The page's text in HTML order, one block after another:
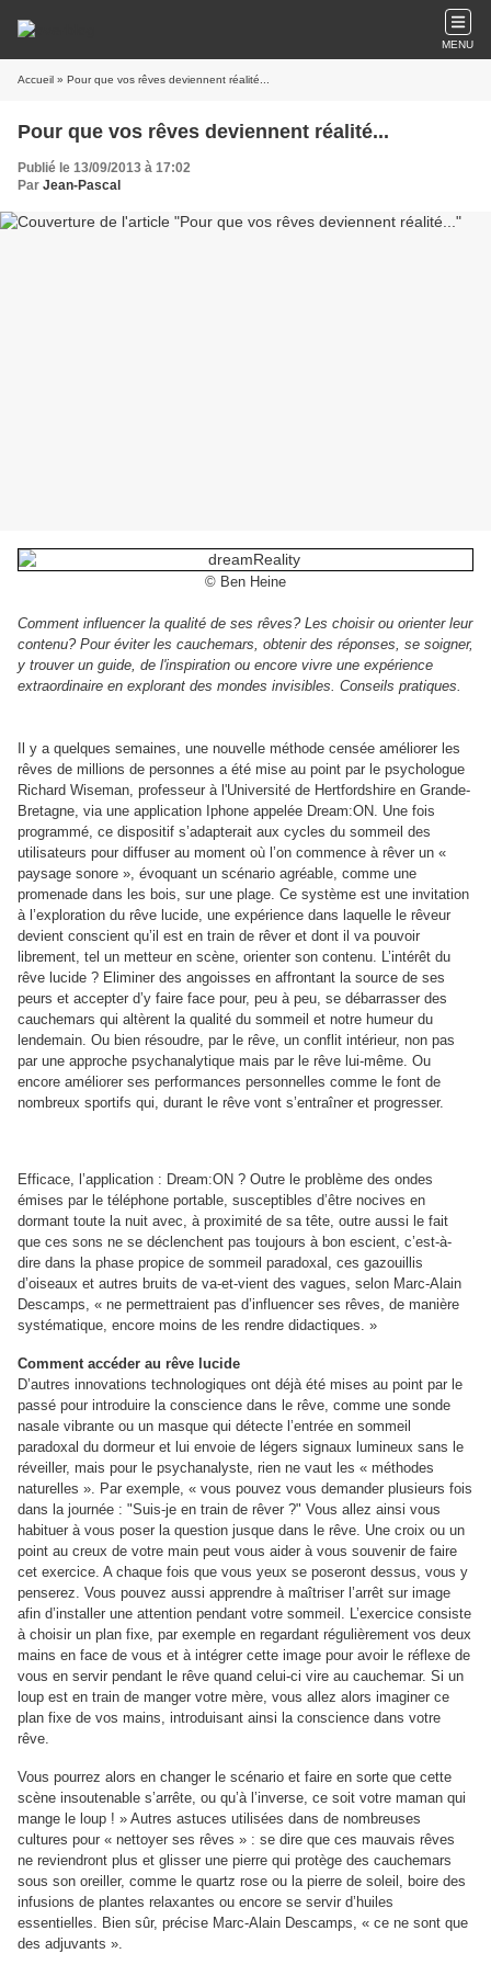
MENU
Accueil » Pour que vos rêves deviennent réalité...
Pour que vos rêves deviennent réalité...
Publié le 13/09/2013 à 17:02
Par Jean-Pascal
© Ben Heine
Comment influencer la qualité de ses rêves? Les choisir ou orienter leur
contenu? Pour éviter les cauchemars, obtenir des réponses, se soigner,
y trouver un guide, de l'inspiration ou encore vivre une expérience
extraordinaire en explorant des mondes invisibles. Conseils pratiques.
Il y a quelques semaines, une nouvelle méthode censée améliorer les
rêves de millions de personnes a été mise au point par le psychologue
Richard Wiseman, professeur à l'Université de Hertfordshire en Grande-
Bretagne, via une application Iphone appelée Dream:ON. Une fois
programmé, ce dispositif s’adapterait aux cycles du sommeil des
utilisateurs pour diffuser au moment où l’on commence à rêver un «
paysage sonore », évoquant un scénario agréable, comme une
promenade dans les bois, sur une plage. Ce système est une invitation
à l’exploration du rêve lucide, une expérience dans laquelle le rêveur
devient conscient qu’il est en train de rêver et dont il va pouvoir
librement, tel un metteur en scène, orienter son contenu. L’intérêt du
rêve lucide ? Eliminer des angoisses en affrontant la source de ses
peurs et accepter d’y faire face pour, peu à peu, se débarrasser des
cauchemars qui altèrent la qualité du sommeil et notre humeur du
lendemain. Ou bien résoudre, par le rêve, un conflit intérieur, non pas
par une approche psychanalytique mais par le rêve lui-même. Ou
encore améliorer ses performances personnelles comme le font de
nombreux sportifs qui, durant le rêve vont s’entraîner et progresser.
Efficace, l’application : Dream:ON ? Outre le problème des ondes
émises par le téléphone portable, susceptibles d’être nocives en
dormant toute la nuit avec, à proximité de sa tête, outre aussi le fait
que ces sons ne se déclenchent pas toujours à bon escient, c’est-à-
dire dans la phase propice de sommeil paradoxal, ces gazouillis
d’oiseaux et autres bruits de va-et-vient des vagues, selon Marc-Alain
Descamps, « ne permettraient pas d’influencer ses rêves, de manière
systématique, encore moins de les rendre didactiques. »
Comment accéder au rêve lucide
D’autres innovations technologiques ont déjà été mises au point par le
passé pour introduire la conscience dans le rêve, comme une sonde
nasale vibrante ou un masque qui détecte l’entrée en sommeil
paradoxal du dormeur et lui envoie de légers signaux lumineux sans le
réveiller, mais pour le psychanalyste, rien ne vaut les « méthodes
naturelles ». Par exemple, « vous pouvez vous demander plusieurs fois
dans la journée : "Suis-je en train de rêver ?" Vous allez ainsi vous
habituer à vous poser la question jusque dans le rêve. Une croix ou un
point au creux de votre main peut vous aider à vous souvenir de faire
cet exercice. A chaque fois que vous yeux se poseront dessus, vous y
penserez. Vous pouvez aussi apprendre à maîtriser l’arrêt sur image
afin d’installer une attention pendant votre sommeil. L’exercice consiste
à choisir un plan fixe, par exemple en regardant régulièrement vos deux
mains en face de vous et à intégrer cette image pour avoir le réflexe de
vous en servir pendant le rêve quand celui-ci vire au cauchemar. Si un
loup est en train de manger votre mère, vous allez alors imaginer ce
plan fixe de vos mains, introduisant ainsi la conscience dans votre
rêve.
Vous pourrez alors en changer le scénario et faire en sorte que cette
scène insoutenable s’arrête, ou qu’à l’inverse, ce soit votre maman qui
mange le loup ! » Autres astuces utilisées dans de nombreuses
cultures pour « nettoyer ses rêves » : se dire que ces mauvais rêves
ne reviendront plus et glisser une pierre qui protège des cauchemars
sous son oreiller, comme le quartz rose ou la pierre de soleil, boire des
infusions de plantes relaxantes ou encore se servir d’huiles
essentielles. Bien sûr, précise Marc-Alain Descamps, « ce ne sont que
des adjuvants ».